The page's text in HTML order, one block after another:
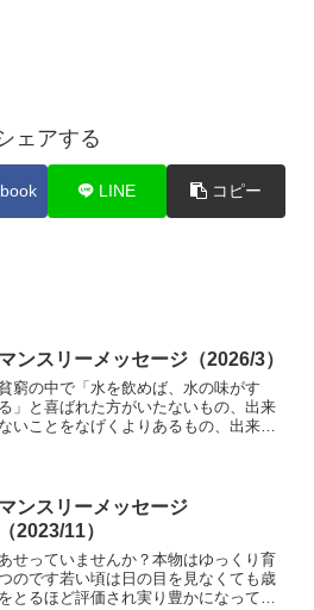
ェアする
LINE コピー
マンスリーメッセージ（2026/3）
窮の中で「水を飲めば、水の味がす
る」と喜ばれた方がいたないもの、出来
ないことをなげくよりあるもの、出来る
マンスリーメッセージ
（2023/11）
あせっていませんか？本物はゆっくり育
のです若い頃は日の目を見なくても歳
をとるほど評価され実り豊かになってく